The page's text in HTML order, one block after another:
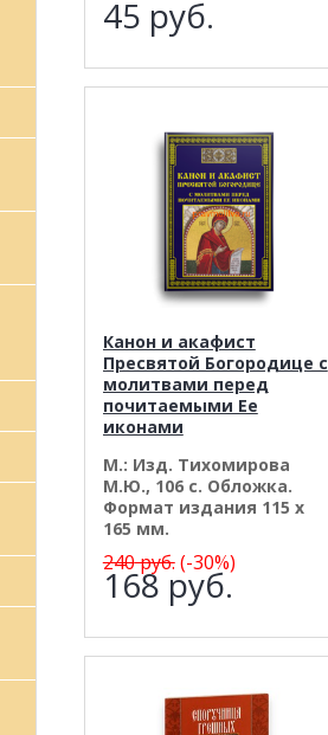
45 руб.
Канон и акафист
Пресвятой Богородице с
молитвами перед
почитаемыми Ее
иконами
М.: Изд. Тихомирова
М.Ю., 106 с. Обложка.
Формат издания 115 х
165 мм.
240руб.(-30%)
168руб.